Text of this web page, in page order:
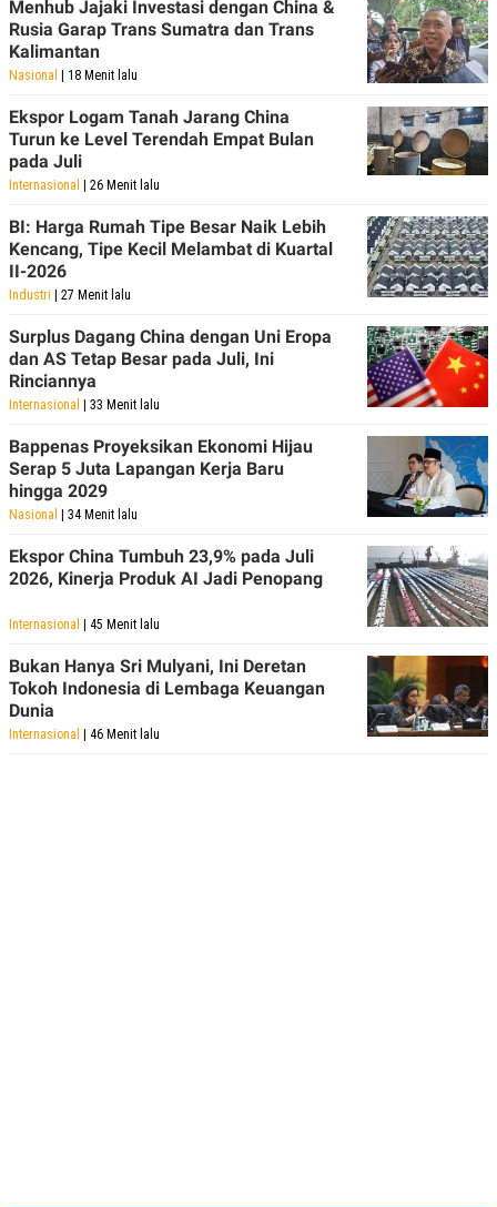
Menhub Jajaki Investasi dengan China &
Rusia Garap Trans Sumatra dan Trans
Kalimantan
Nasional | 18 Menit lalu
Ekspor Logam Tanah Jarang China
Turun ke Level Terendah Empat Bulan
pada Juli
Internasional | 26 Menit lalu
BI: Harga Rumah Tipe Besar Naik Lebih
Kencang, Tipe Kecil Melambat di Kuartal
II-2026
Industri | 27 Menit lalu
Surplus Dagang China dengan Uni Eropa
dan AS Tetap Besar pada Juli, Ini
Rinciannya
Internasional | 33 Menit lalu
Bappenas Proyeksikan Ekonomi Hijau
Serap 5 Juta Lapangan Kerja Baru
hingga 2029
Nasional | 34 Menit lalu
Ekspor China Tumbuh 23,9% pada Juli
2026, Kinerja Produk AI Jadi Penopang
Internasional | 45 Menit lalu
Bukan Hanya Sri Mulyani, Ini Deretan
Tokoh Indonesia di Lembaga Keuangan
Dunia
Internasional | 46 Menit lalu